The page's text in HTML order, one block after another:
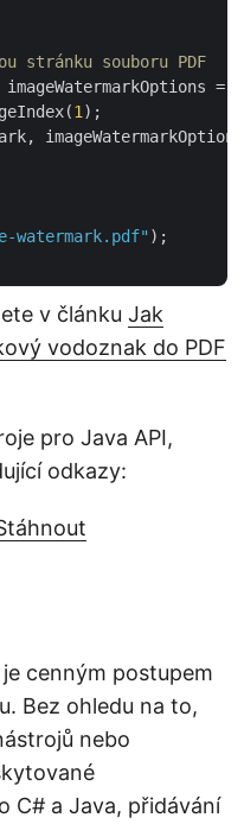
stránku souboru PDF
=
1 );
watermark.pdf" );
v článku Jak
vodoznak do PDF
pro Java API,
odkazy:
cenným postupem
Bez ohledu na to,
nebo
C# a Java, přidávání